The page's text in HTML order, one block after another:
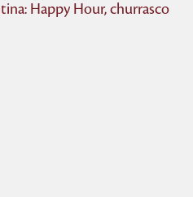
Happy Hour, churrasco